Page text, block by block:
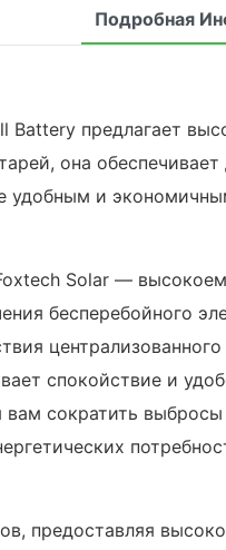
Подробная
Battery предлагает
она
удобным и
Solar —
бесперебойного
спокойствие и
сократить выбросы
предоставляя